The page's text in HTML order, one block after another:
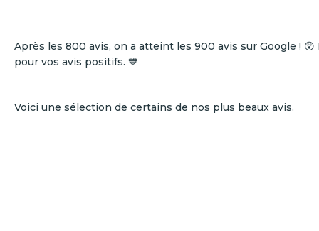
Après les 800 avis, on a atteint les 900 avis sur Google !
pour vos avis positifs. 💙
Voici une sélection de certains de nos plus beaux avis.